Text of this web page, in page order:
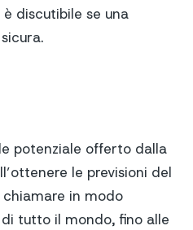
discutibile se una
potenziale offerto dalla
le previsioni del
in modo
tutto il mondo, fino alle